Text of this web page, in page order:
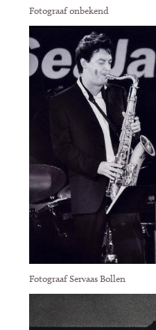
Fotograaf onbekend
Fotograaf Servaas Bollen